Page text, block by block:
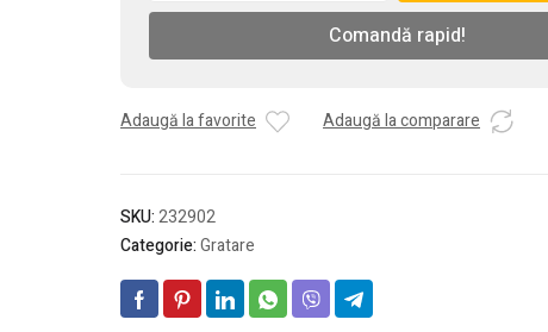
pentru
focul
750ML
Comandă rapid!
Adaugă la favorite Adaugă la comparare
SKU:232902
Categorie:Gratare